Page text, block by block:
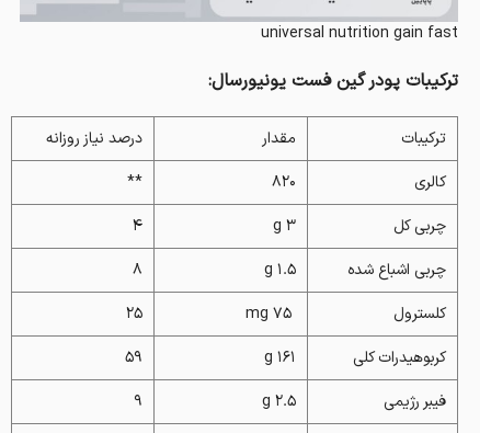
universal nutrition gain fast
ترکیبات پودر گین فست یونیورسال:
ترکیبات مقدار
درصد نیاز روزانه
کالری
820
**
چربی کل
3 g
4
چربی اشباع شده
1.5 g
8
کلسترول
25
کربوهیدرات کلی
161 g
59
فیبر رژیمی
2.5 g
9